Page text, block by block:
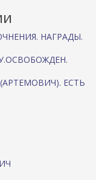
НАГРАДЫ.
ЕСТЬ